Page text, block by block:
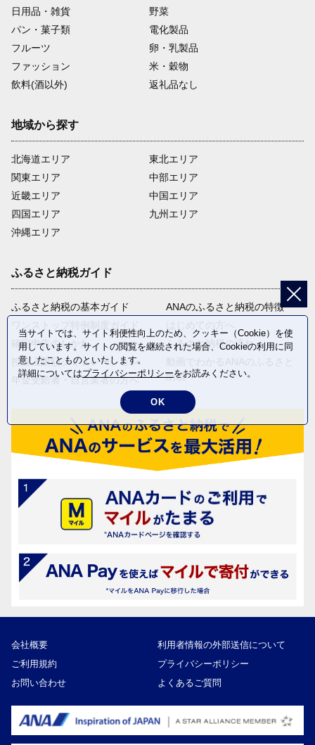
日用品・雑貨
野菜
パン・菓子類
電化製品
フルーツ
卵・乳製品
ファッション
米・穀物
飲料(酒以外)
返礼品なし
地域から探す
北海道エリア
関東エリア
近畿エリア
四国エリア
沖縄エリア
東北エリア
中部エリア
中国エリア
九州エリア
ふるさと納税ガイド
ふるさと納税の基本ガイド
確定申告のしかた
控除上限額シミュレーション
年金受給者・自営業者の方へ
ANAのふるさと納税の特徴
ふるさと納税の流れ
納税
会社概要
利用者情報の外部送信について
ご利用規約
プライバシーポリシー
お問い合わせ
よくあるご質問
当サイトでは、サイト利便性向上のため、クッキー（Cookie）を使
用しています。サイトの閲覧を継続された場合、Cookieの利用に同
意したことものといたします。
詳細についてはプライバシーポリシーをお読みください。
OK